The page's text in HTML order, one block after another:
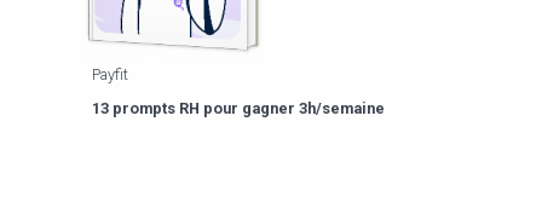
Payfit
13 prompts RH pour gagner 3h/semaine